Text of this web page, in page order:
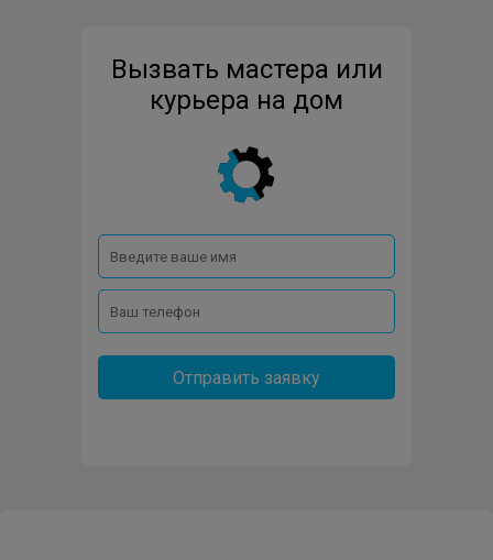
Вызвать мастера или
курьера на дом
Отправить заявку